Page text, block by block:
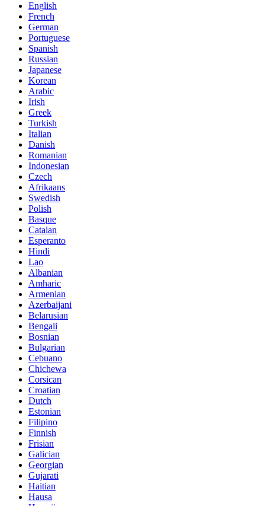
English
French
German
Portuguese
Spanish
Russian
Japanese
Korean
Arabic
Irish
Greek
Turkish
Italian
Danish
Romanian
Indonesian
Czech
Afrikaans
Swedish
Polish
Basque
Catalan
Esperanto
Hindi
Lao
Albanian
Amharic
Armenian
Azerbaijani
Belarusian
Bengali
Bosnian
Bulgarian
Cebuano
Chichewa
Corsican
Croatian
Dutch
Estonian
Filipino
Finnish
Frisian
Galician
Georgian
Gujarati
Haitian
Hausa